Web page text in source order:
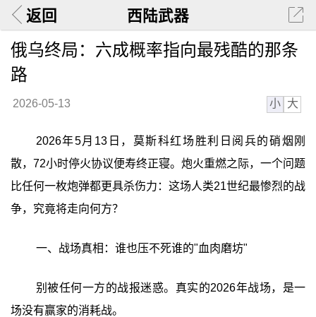
返回 西陆武器
俄乌终局：六成概率指向最残酷的那条
路
2026-05-13 小 大
2026年5月13日，莫斯科红场胜利日阅兵的硝烟刚
散，72小时停火协议便寿终正寝。炮火重燃之际，一个问题
比任何一枚炮弹都更具杀伤力：这场人类21世纪最惨烈的战
争，究竟将走向何方？
一、战场真相：谁也压不死谁的"血肉磨坊"
别被任何一方的战报迷惑。真实的2026年战场，是一
场没有赢家的消耗战。